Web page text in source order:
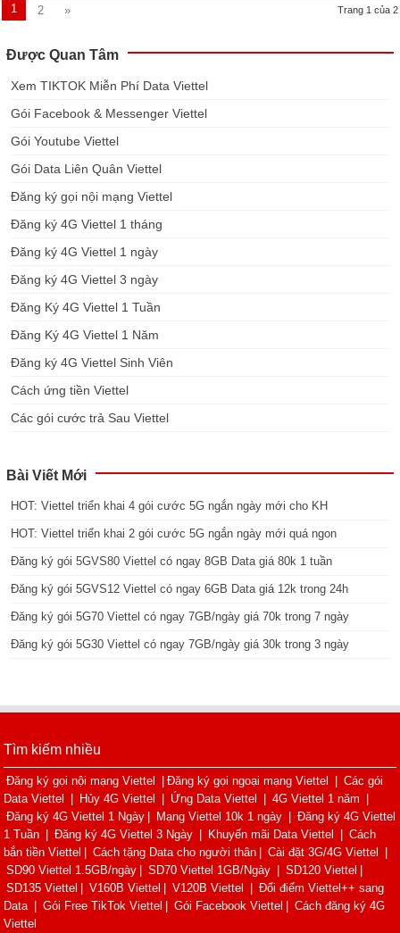
Trang 1 của 2
1 2 »
Được Quan Tâm
Xem TIKTOK Miễn Phí Data Viettel
Gói Facebook & Messenger Viettel
Gói Youtube Viettel
Gói Data Liên Quân Viettel
Đăng ký gọi nội mạng Viettel
Đăng ký 4G Viettel 1 tháng
Đăng ký 4G Viettel 1 ngày
Đăng ký 4G Viettel 3 ngày
Đăng Ký 4G Viettel 1 Tuần
Đăng Ký 4G Viettel 1 Năm
Đăng ký 4G Viettel Sinh Viên
Cách ứng tiền Viettel
Các gói cước trả Sau Viettel
Bài Viết Mới
HOT: Viettel triển khai 4 gói cước 5G ngắn ngày mới cho KH
HOT: Viettel triển khai 2 gói cước 5G ngắn ngày mới quá ngon
Đăng ký gói 5GVS80 Viettel có ngay 8GB Data giá 80k 1 tuần
Đăng ký gói 5GVS12 Viettel có ngay 6GB Data giá 12k trong 24h
Đăng ký gói 5G70 Viettel có ngay 7GB/ngày giá 70k trong 7 ngày
Đăng ký gói 5G30 Viettel có ngay 7GB/ngày giá 30k trong 3 ngày
Tìm kiếm nhiều
Đăng ký gọi nội mạng Viettel Đăng ký gọi ngoại mạng Viettel
Các gói
Data Viettel
Hủy 4G Viettel Ứng Data Viettel 4G Viettel 1 năm
Đăng ký 4G Viettel 1 Ngày
Mạng Viettel 10k 1 ngày
Đăng ký 4G Viettel
1 Tuần
Đăng ký 4G Viettel 3 Ngày Khuyến mãi Data Viettel
Cách
bắn tiền Viettel
Cách tặng Data cho người thân Cài đặt 3G/4G Viettel
SD90 Viettel 1.5GB/ngày
SD70 Viettel 1GB/Ngày SD120 Viettel
SD135 Viettel
V160B Viettel V120B Viettel
Đổi điểm Viettel++ sang
Data
Gói Free TikTok Viettel Gói Facebook Viettel
Cách đăng ký 4G
Viettel